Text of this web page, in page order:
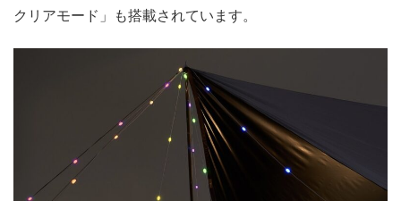
クリアモード」も搭載されています。